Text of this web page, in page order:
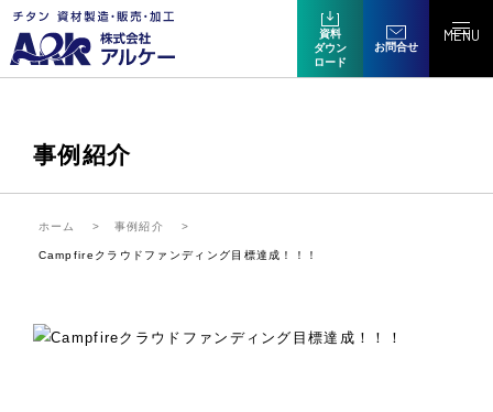
資料
ダウン
ロード
お問合せ
MENU
事例紹介
ホーム 事例紹介
Campfireクラウドファンディング目標達成！！！